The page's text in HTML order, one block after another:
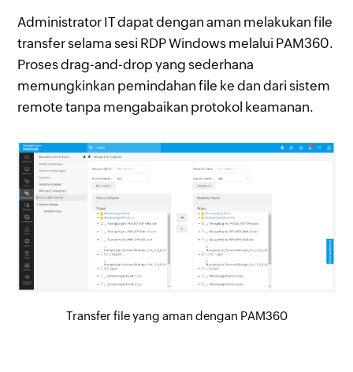
Administrator IT dapat dengan aman melakukan file
transfer selama sesi RDP Windows melalui PAM360.
Proses drag-and-drop yang sederhana
memungkinkan pemindahan file ke dan dari sistem
remote tanpa mengabaikan protokol keamanan.
Transfer file yang aman dengan PAM360